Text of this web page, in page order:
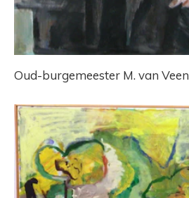
Oud-burgemeester M. van Veen